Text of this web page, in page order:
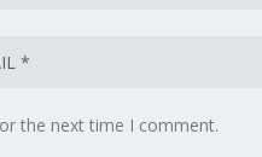
the next time I comment.